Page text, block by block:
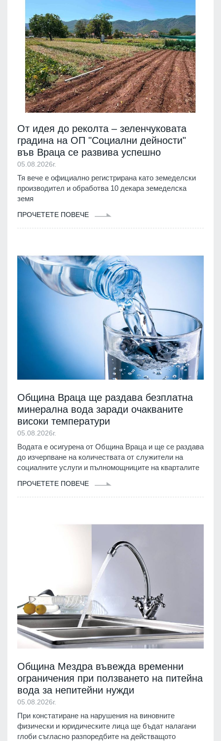
От идея до реколта – зеленчуковата
градина на ОП "Социални дейности"
във Враца се развива успешно
05.08.2026г.
Тя вече е официално регистрирана като земеделски
производител и обработва 10 декара земеделска
земя
ПРОЧЕТЕТЕ ПОВЕЧЕ
Община Враца ще раздава безплатна
минерална вода заради очакваните
високи температури
05.08.2026г.
Водата е осигурена от Община Враца и ще се раздава
до изчерпване на количествата от служители на
социалните услуги и пълномощниците на кварталите
ПРОЧЕТЕТЕ ПОВЕЧЕ
Община Мездра въвежда временни
ограничения при ползването на питейна
вода за непитейни нужди
05.08.2026г.
При констатиране на нарушения на виновните
физически и юридическите лица ще бъдат налагани
глоби съгласно разпоредбите на действащото